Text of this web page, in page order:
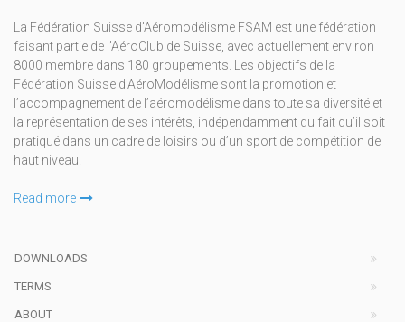
La Fédération Suisse d’Aéromodélisme FSAM est une fédération
faisant partie de l’AéroClub de Suisse, avec actuellement environ
8000 membre dans 180 groupements. Les objectifs de la
Fédération Suisse d’AéroModélisme sont la promotion et
l’accompagnement de l’aéromodélisme dans toute sa diversité et
la représentation de ses intérêts, indépendamment du fait qu’il soit
pratiqué dans un cadre de loisirs ou d’un sport de compétition de
haut niveau.
Read more
DOWNLOADS
TERMS
ABOUT